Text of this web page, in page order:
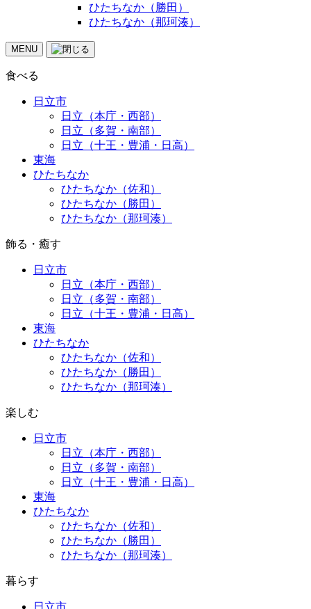
ひたちなか（勝田）
ひたちなか（那珂湊）
MENU
食べる
日立市
日立（本庁・西部）
日立（多賀・南部）
日立（十王・豊浦・日高）
東海
ひたちなか
ひたちなか（佐和）
ひたちなか（勝田）
ひたちなか（那珂湊）
飾る・癒す
日立市
日立（本庁・西部）
日立（多賀・南部）
日立（十王・豊浦・日高）
東海
ひたちなか
ひたちなか（佐和）
ひたちなか（勝田）
ひたちなか（那珂湊）
楽しむ
日立市
日立（本庁・西部）
日立（多賀・南部）
日立（十王・豊浦・日高）
東海
ひたちなか
ひたちなか（佐和）
ひたちなか（勝田）
ひたちなか（那珂湊）
暮らす
日立市